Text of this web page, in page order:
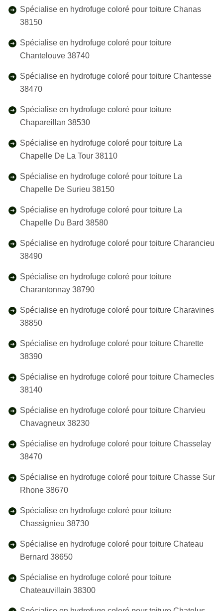
Spécialise en hydrofuge coloré pour toiture Chanas
38150
Spécialise en hydrofuge coloré pour toiture
Chantelouve 38740
Spécialise en hydrofuge coloré pour toiture Chantesse
38470
Spécialise en hydrofuge coloré pour toiture
Chapareillan 38530
Spécialise en hydrofuge coloré pour toiture La
Chapelle De La Tour 38110
Spécialise en hydrofuge coloré pour toiture La
Chapelle De Surieu 38150
Spécialise en hydrofuge coloré pour toiture La
Chapelle Du Bard 38580
Spécialise en hydrofuge coloré pour toiture Charancieu
38490
Spécialise en hydrofuge coloré pour toiture
Charantonnay 38790
Spécialise en hydrofuge coloré pour toiture Charavines
38850
Spécialise en hydrofuge coloré pour toiture Charette
38390
Spécialise en hydrofuge coloré pour toiture Charnecles
38140
Spécialise en hydrofuge coloré pour toiture Charvieu
Chavagneux 38230
Spécialise en hydrofuge coloré pour toiture Chasselay
38470
Spécialise en hydrofuge coloré pour toiture Chasse Sur
Rhone 38670
Spécialise en hydrofuge coloré pour toiture
Chassignieu 38730
Spécialise en hydrofuge coloré pour toiture Chateau
Bernard 38650
Spécialise en hydrofuge coloré pour toiture
Chateauvillain 38300